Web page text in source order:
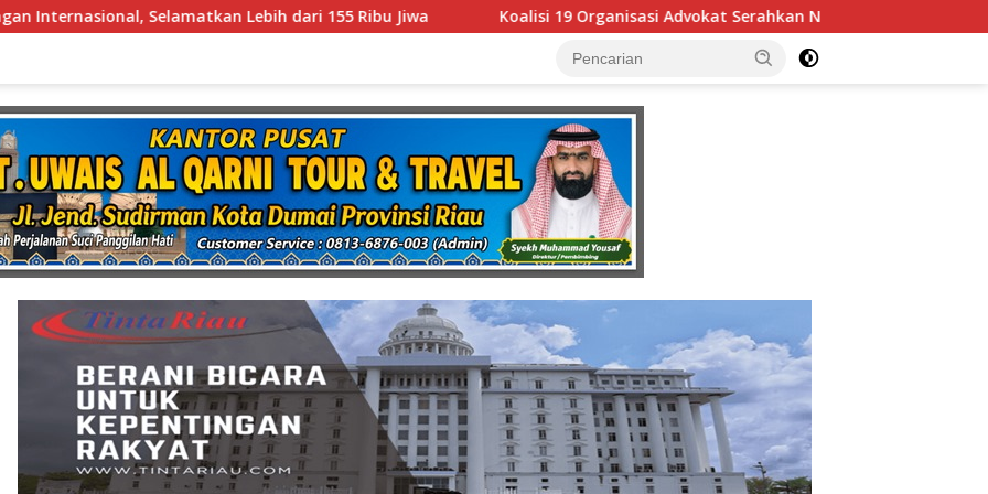
dari 155 Ribu Jiwa Koalisi 19 Organisasi Advokat Serahkan Naskah Rancangan Perubahan Undang-Undang Advokat